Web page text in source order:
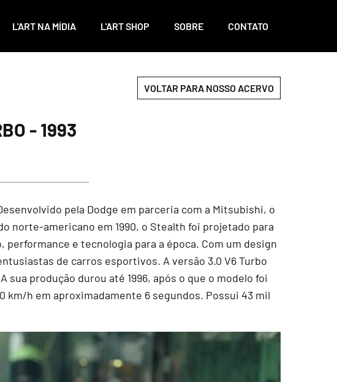
L'ART NA MÍDIA L'ART SHOP SOBRE CONTATO
VOLTAR PARA NOSSO ACERVO
- 1993
pela Dodge em parceria com a Mitsubishi, o
norte-americano em 1990, o Stealth foi projetado para
e tecnologia para a época. Com um design
de carros esportivos. A versão 3.0 V6 Turbo
produção durou até 1996, após o que o modelo foi
km/h em aproximadamente 6 segundos. Possui 43 mil